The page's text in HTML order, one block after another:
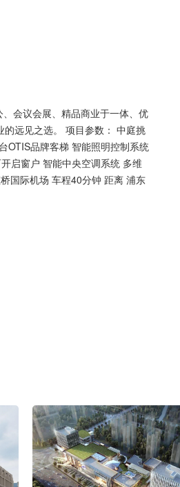
会议会展、精品商业于一体、优
远见之选。 项目参数： 中庭挑
OTIS品牌客梯 智能照明控制系统
启窗户 智能中央空调系统 多维
国际机场 车程40分钟 距离 浦东